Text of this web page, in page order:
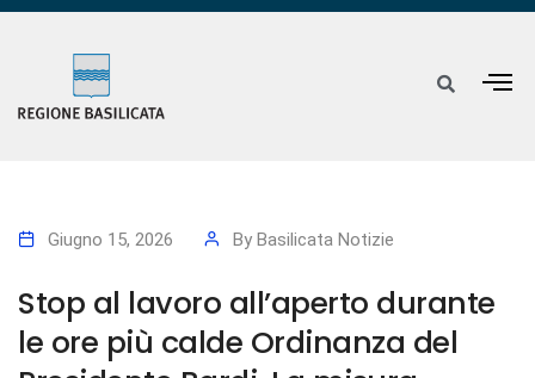
Giugno 15, 2026 By Basilicata Notizie
Stop al lavoro all’aperto durante
le ore più calde Ordinanza del